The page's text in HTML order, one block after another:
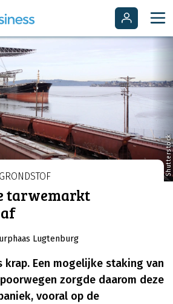
Shutterstock
tarwemarkt
Lugtenburg
krap. Een mogelijke staking van
zorgde daarom deze
vooral op de